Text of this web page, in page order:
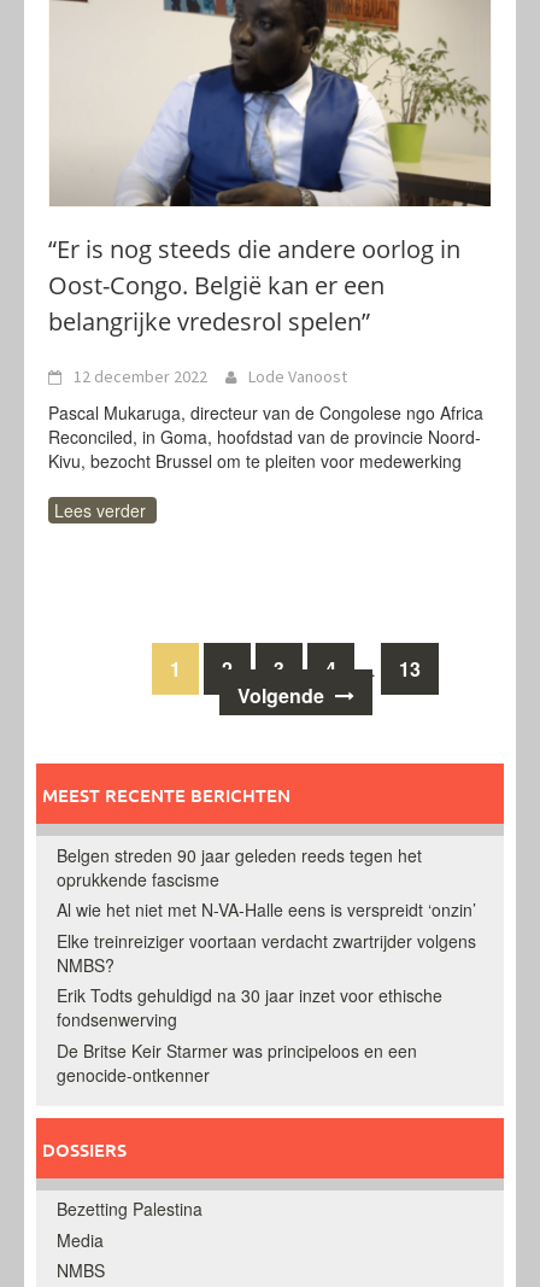
“Er is nog steeds die andere oorlog in
Oost-Congo. België kan er een
belangrijke vredesrol spelen”
12 december 2022 Lode Vanoost
Pascal Mukaruga, directeur van de Congolese ngo Africa
Reconciled, in Goma, hoofdstad van de provincie Noord-
Kivu, bezocht Brussel om te pleiten voor medewerking
Lees verder
Berichten
1 2 3 4 …
13
Volgende
MEEST RECENTE BERICHTEN
Belgen streden 90 jaar geleden reeds tegen het
oprukkende fascisme
Al wie het niet met N-VA-Halle eens is verspreidt ‘onzin’
Elke treinreiziger voortaan verdacht zwartrijder volgens
NMBS?
Erik Todts gehuldigd na 30 jaar inzet voor ethische
fondsenwerving
De Britse Keir Starmer was principeloos en een
genocide-ontkenner
DOSSIERS
Bezetting Palestina
Media
NMBS